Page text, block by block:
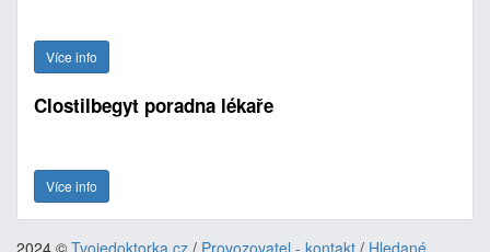
Více info
Clostilbegyt poradna lékaře
Více info
2024 © Tvojedoktorka.cz / Provozovatel - kontakt / Hledané